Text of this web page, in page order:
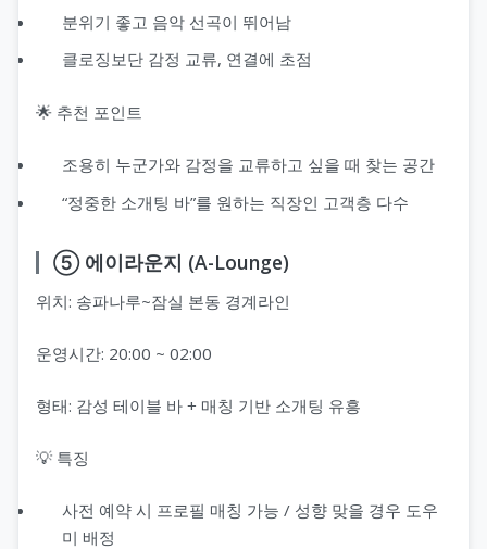
분위기 좋고 음악 선곡이 뛰어남
클로징보단 감정 교류, 연결에 초점
🌟 추천 포인트
조용히 누군가와 감정을 교류하고 싶을 때 찾는 공간
“정중한 소개팅 바”를 원하는 직장인 고객층 다수
⑤ 에이라운지 (A-Lounge)
위치: 송파나루~잠실 본동 경계라인
운영시간: 20:00 ~ 02:00
형태: 감성 테이블 바 + 매칭 기반 소개팅 유흥
💡 특징
사전 예약 시 프로필 매칭 가능 / 성향 맞을 경우 도우
미 배정